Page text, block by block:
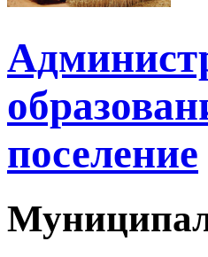
поселение